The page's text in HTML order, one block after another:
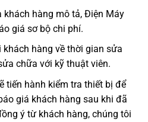
khách hàng mô tả, Điện Máy
giá sơ bộ chi phí.
hàng về thời gian sửa
chữa với kỹ thuật viên.
tiến hành kiểm tra thiết bị để
giá khách hàng sau khi đã
ý từ khách hàng, chúng tôi